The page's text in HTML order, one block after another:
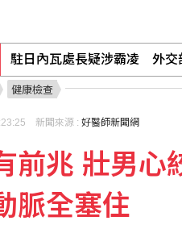
駐日內瓦處長疑涉霸凌 外交
新加坡慶獨立61週年 萬人齊
路透民調：6成美國人支持加
健康檢查
新聞來源 : 好醫師新聞網
前兆 壯男心
脈全塞住